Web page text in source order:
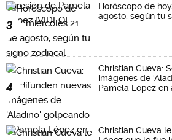
3
Horóscopo de
agosto, según tu
4
Christian Cueva:
imágenes de
Pamela López en
Christian Cueva